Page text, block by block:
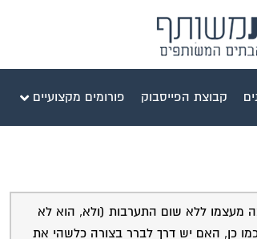
קבוצת הפייסבוק פורומים מקצועיים
נדלק ונכבה מעצמו ללא שום התערבות (ולא, הוא לא
כן, האם יש דרך לברר בצורה כלשהי את